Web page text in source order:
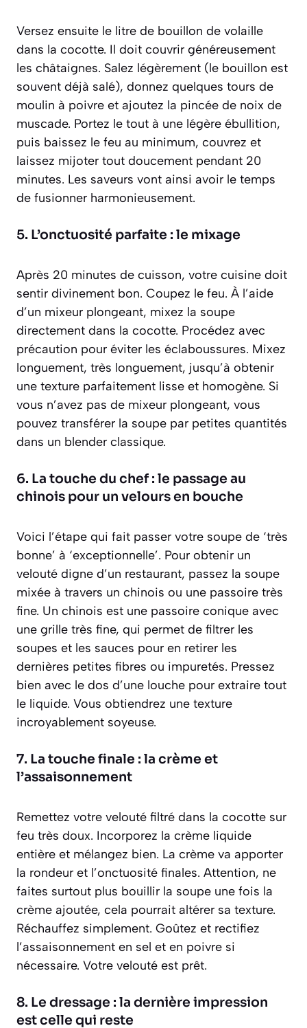
Versez ensuite le litre de bouillon de volaille
dans la cocotte. Il doit couvrir généreusement
les châtaignes. Salez légèrement (le bouillon est
souvent déjà salé), donnez quelques tours de
moulin à poivre et ajoutez la pincée de noix de
muscade. Portez le tout à une légère ébullition,
puis baissez le feu au minimum, couvrez et
laissez mijoter tout doucement pendant 20
minutes. Les saveurs vont ainsi avoir le temps
de fusionner harmonieusement.
5. L’onctuosité parfaite : le mixage
Après 20 minutes de cuisson, votre cuisine doit
sentir divinement bon. Coupez le feu. À l’aide
d’un mixeur plongeant, mixez la soupe
directement dans la cocotte. Procédez avec
précaution pour éviter les éclaboussures. Mixez
longuement, très longuement, jusqu’à obtenir
une texture parfaitement lisse et homogène. Si
vous n’avez pas de mixeur plongeant, vous
pouvez transférer la soupe par petites quantités
dans un blender classique.
6. La touche du chef : le passage au
chinois pour un velours en bouche
Voici l’étape qui fait passer votre soupe de ‘très
bonne’ à ‘exceptionnelle’. Pour obtenir un
velouté digne d’un restaurant, passez la soupe
mixée à travers un chinois ou une passoire très
fine. Un chinois est une passoire conique avec
une grille très fine, qui permet de filtrer les
soupes et les sauces pour en retirer les
dernières petites fibres ou impuretés. Pressez
bien avec le dos d’une louche pour extraire tout
le liquide. Vous obtiendrez une texture
incroyablement soyeuse.
7. La touche finale : la crème et
l’assaisonnement
Remettez votre velouté filtré dans la cocotte sur
feu très doux. Incorporez la crème liquide
entière et mélangez bien. La crème va apporter
la rondeur et l’onctuosité finales. Attention, ne
faites surtout plus bouillir la soupe une fois la
crème ajoutée, cela pourrait altérer sa texture.
Réchauffez simplement. Goûtez et rectifiez
l’assaisonnement en sel et en poivre si
nécessaire. Votre velouté est prêt.
8. Le dressage : la dernière impression
est celle qui reste